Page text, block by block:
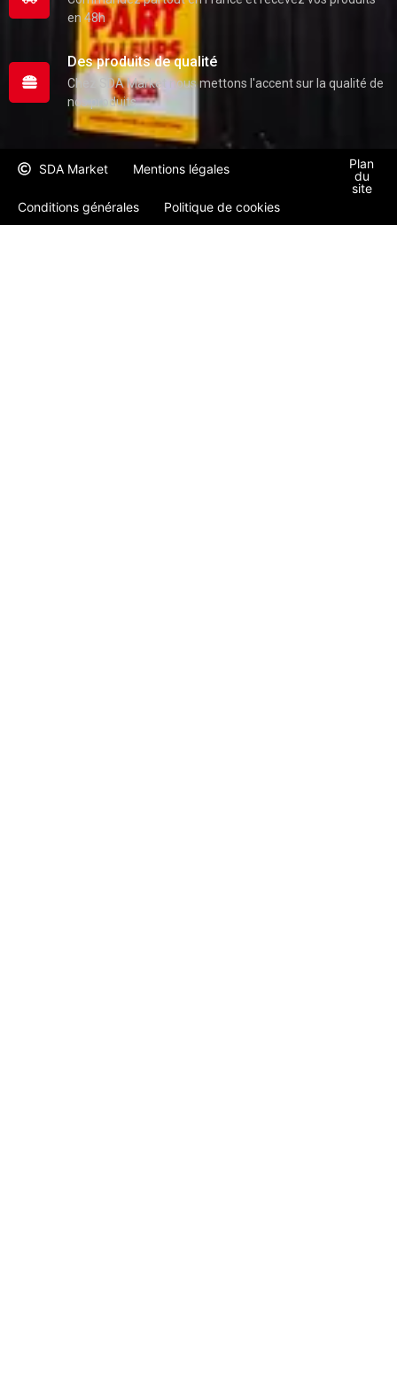
en 48h
Des produits de qualité
Chez SDA Market nous mettons l'accent sur la qualité de
nos produits
SDA Market Mentions légales
Conditions générales Politique de cookies
Plan
du
site